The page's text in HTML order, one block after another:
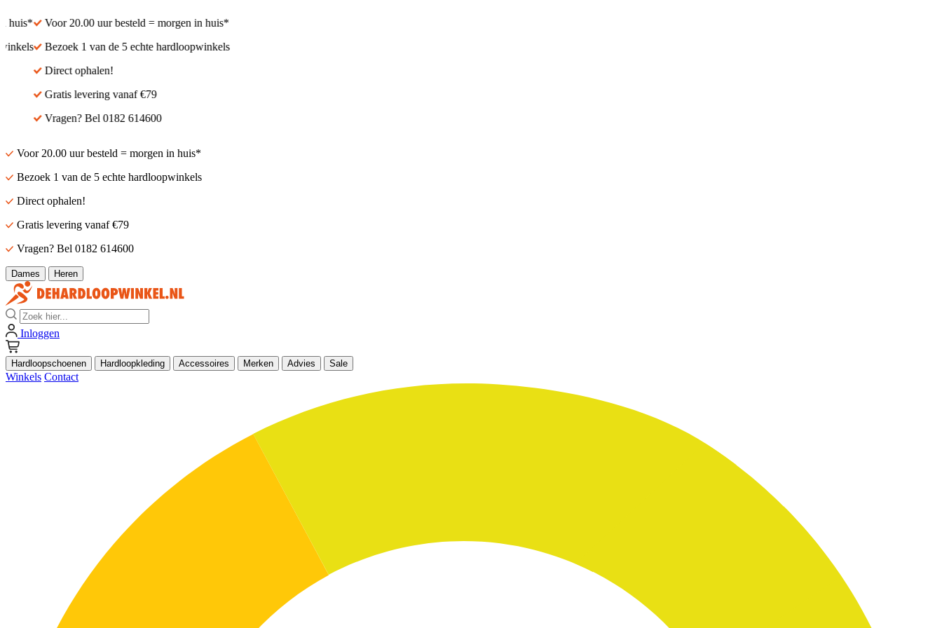
huis*
Voor 20.00 uur besteld = morgen in huis*
Bezoek 1 van de 5 echte hardloopwinkels
Direct ophalen!
Gratis levering vanaf €79
Vragen? Bel 0182 614600
Voor 20.00 uur besteld = morgen in huis*
Bezoek 1 van de 5 echte hardloopwinkels
Direct ophalen!
Gratis levering vanaf €79
Vragen? Bel 0182 614600
Dames Heren
Zoek
Inloggen
Hardloopschoenen Hardloopkleding Accessoires Merken Advies Sale
Winkels Contact